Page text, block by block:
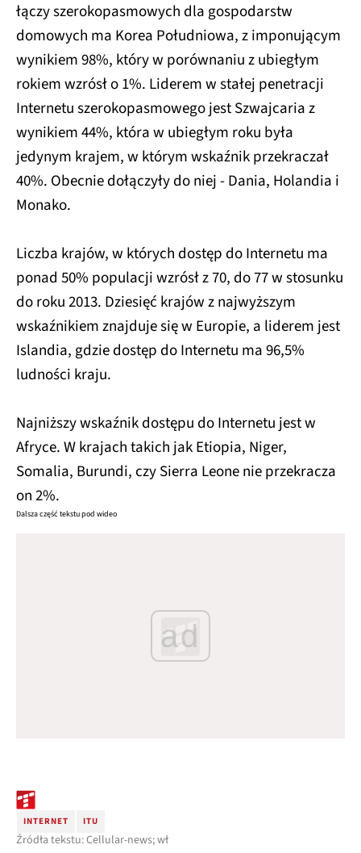
łączy szerokopasmowych dla gospodarstw
domowych ma Korea Południowa, z imponującym
wynikiem 98%, który w porównaniu z ubiegłym
rokiem wzrósł o 1%. Liderem w stałej penetracji
Internetu szerokopasmowego jest Szwajcaria z
wynikiem 44%, która w ubiegłym roku była
jedynym krajem, w którym wskaźnik przekraczał
40%. Obecnie dołączyły do niej - Dania, Holandia i
Monako.
Liczba krajów, w których dostęp do Internetu ma
ponad 50% populacji wzrósł z 70, do 77 w stosunku
do roku 2013. Dziesięć krajów z najwyższym
wskaźnikiem znajduje się w Europie, a liderem jest
Islandia, gdzie dostęp do Internetu ma 96,5%
ludności kraju.
Najniższy wskaźnik dostępu do Internetu jest w
Afryce. W krajach takich jak Etiopia, Niger,
Somalia, Burundi, czy Sierra Leone nie przekracza
on 2%.
Dalsza część tekstu pod wideo
ad
INTERNET ITU
Źródła tekstu: Cellular-news; wł